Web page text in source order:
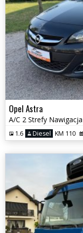
Opel Astra
1.6 Diesel KM 110